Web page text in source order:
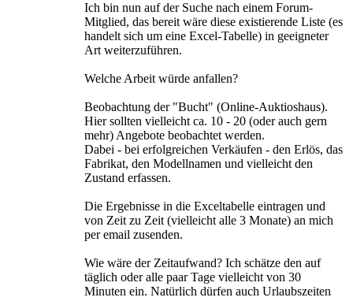
Ich bin nun auf der Suche nach einem Forum-
Mitglied, das bereit wäre diese existierende Liste (es
handelt sich um eine Excel-Tabelle) in geeigneter
Art weiterzuführen.
Welche Arbeit würde anfallen?
Beobachtung der "Bucht" (Online-Auktioshaus).
Hier sollten vielleicht ca. 10 - 20 (oder auch gern
mehr) Angebote beobachtet werden.
Dabei - bei erfolgreichen Verkäufen - den Erlös, das
Fabrikat, den Modellnamen und vielleicht den
Zustand erfassen.
Die Ergebnisse in die Exceltabelle eintragen und
von Zeit zu Zeit (vielleicht alle 3 Monate) an mich
per email zusenden.
Wie wäre der Zeitaufwand? Ich schätze den auf
täglich oder alle paar Tage vielleicht von 30
Minuten ein. Natürlich dürfen auch Urlaubszeiten